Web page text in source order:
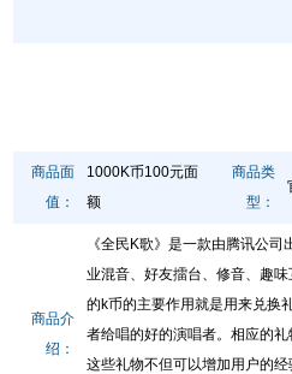
商品面
值：
1000K币100元面
额
商品类
型：
商品介
绍：
《全民K歌》是一款由腾讯公
业混音、好友擂台、修音、趣
的k币的主要作用就是用来兑换
者给唱的好的演唱者。相应的
这些礼物不但可以增加用户的